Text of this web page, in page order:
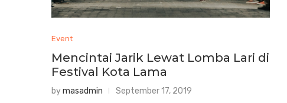
Event
Mencintai Jarik Lewat Lomba Lari di
Festival Kota Lama
bymasadmin September 17, 2019